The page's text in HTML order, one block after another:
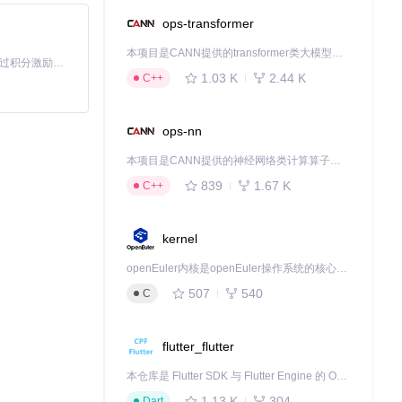
「源启盛夏」暑期校园开发者成长计划旨在激活校园开源力量，通过积分激励、认证扶持、资源倾斜等形式，引导高校组织和开发者完成「入驻 — 建项目 — 做贡献 — 获认证 — 得资源」的完整闭环。无论你是想带领社团入驻平台的组织者，还是希望用代码贡献证明自己的开发者，都能在这里找到属于你的成长路径。
ops-transformer
本项目是CANN提供的transformer类大模型算子库，实现网络在NPU上加速计算。
C++
1.03 K 2.44 K
ops-nn
本项目是CANN提供的神经网络类计算算子库，实现网络在NPU上加速计算。
C++
839 1.67 K
kernel
openEuler内核是openEuler操作系统的核心，既是系统性能与稳定性的基石，也是连接处理器、设备与服务的桥梁。
C
507 540
flutter_flutter
本仓库是 Flutter SDK 与 Flutter Engine 的 OpenHarmony 适配版本，由 CPF-Flutter 团队维护。开发者可使用熟悉的 Flutter 技术栈开发 OpenHarmony 应用，3.35.7 及以后的适配版本可基于本仓库源码构建支持 OpenHarmony 的 Flutter Engine。